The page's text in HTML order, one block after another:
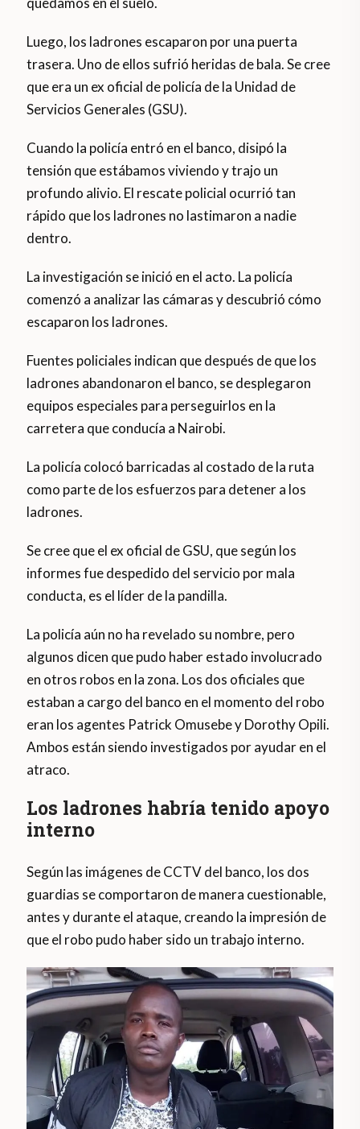
Luego, los ladrones escaparon por una puerta
trasera. Uno de ellos sufrió heridas de bala. Se cree
que era un ex oficial de policía de la Unidad de
Servicios Generales (GSU).
Cuando la policía entró en el banco, disipó la
tensión que estábamos viviendo y trajo un
profundo alivio. El rescate policial ocurrió tan
rápido que los ladrones no lastimaron a nadie
dentro.
La investigación se inició en el acto. La policía
comenzó a analizar las cámaras y descubrió cómo
escaparon los ladrones.
Fuentes policiales indican que después de que los
ladrones abandonaron el banco, se desplegaron
equipos especiales para perseguirlos en la
carretera que conducía a Nairobi.
La policía colocó barricadas al costado de la ruta
como parte de los esfuerzos para detener a los
ladrones.
Se cree que el ex oficial de GSU, que según los
informes fue despedido del servicio por mala
conducta, es el líder de la pandilla.
La policía aún no ha revelado su nombre, pero
algunos dicen que pudo haber estado involucrado
en otros robos en la zona. Los dos oficiales que
estaban a cargo del banco en el momento del robo
eran los agentes Patrick Omusebe y Dorothy Opili.
Ambos están siendo investigados por ayudar en el
atraco.
Los ladrones habría tenido apoyo
interno
Según las imágenes de CCTV del banco, los dos
guardias se comportaron de manera cuestionable,
antes y durante el ataque, creando la impresión de
que el robo pudo haber sido un trabajo interno.